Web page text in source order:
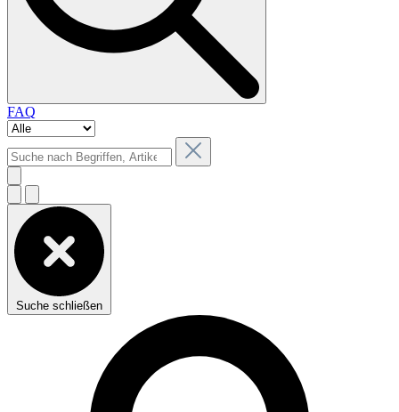
FAQ
Suche schließen